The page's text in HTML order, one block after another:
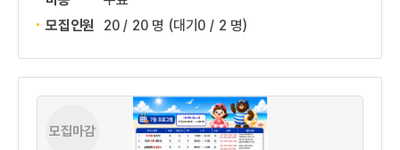
모집인원
20 / 20 명 (대기0 / 2 명)
모집마감